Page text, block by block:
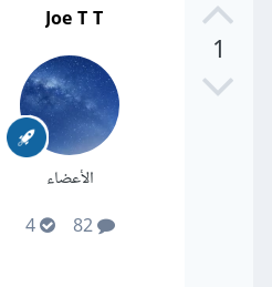
1
Joe T T
الأعضاء
82
4